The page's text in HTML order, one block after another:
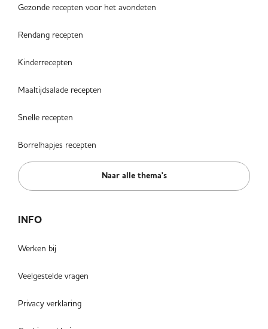
Gezonde recepten voor het avondeten
Rendang recepten
Kinderrecepten
Maaltijdsalade recepten
Snelle recepten
Borrelhapjes recepten
Naar alle thema's
INFO
Werken bij
Veelgestelde vragen
Privacy verklaring